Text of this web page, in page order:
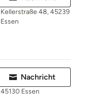
Kellerstraße 48, 45239
Essen
Nachricht
45130 Essen